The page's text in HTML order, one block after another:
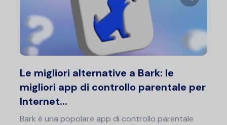
Le migliori alternative a Bark: le
migliori app di controllo parentale per
Internet...
Bark è una popolare app di controllo parentale